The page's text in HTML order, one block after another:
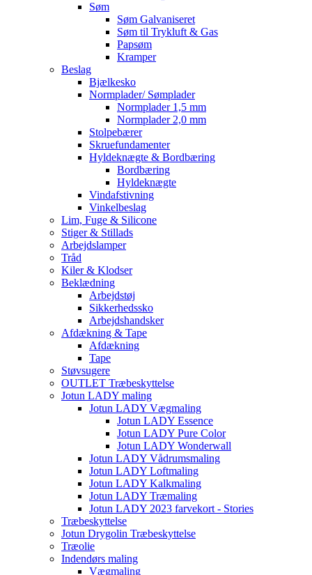
Søm
Søm Galvaniseret
Søm til Trykluft & Gas
Papsøm
Kramper
Beslag
Bjælkesko
Normplader/ Sømplader
Normplader 1,5 mm
Normplader 2,0 mm
Stolpebærer
Skruefundamenter
Hyldeknægte & Bordbæring
Bordbæring
Hyldeknægte
Vindafstivning
Vinkelbeslag
Lim, Fuge & Silicone
Stiger & Stillads
Arbejdslamper
Tråd
Kiler & Klodser
Beklædning
Arbejdstøj
Sikkerhedssko
Arbejdshandsker
Afdækning & Tape
Afdækning
Tape
Støvsugere
OUTLET Træbeskyttelse
Jotun LADY maling
Jotun LADY Vægmaling
Jotun LADY Essence
Jotun LADY Pure Color
Jotun LADY Wonderwall
Jotun LADY Vådrumsmaling
Jotun LADY Loftmaling
Jotun LADY Kalkmaling
Jotun LADY Træmaling
Jotun LADY 2023 farvekort - Stories
Træbeskyttelse
Jotun Drygolin Træbeskyttelse
Træolie
Indendørs maling
Vægmaling